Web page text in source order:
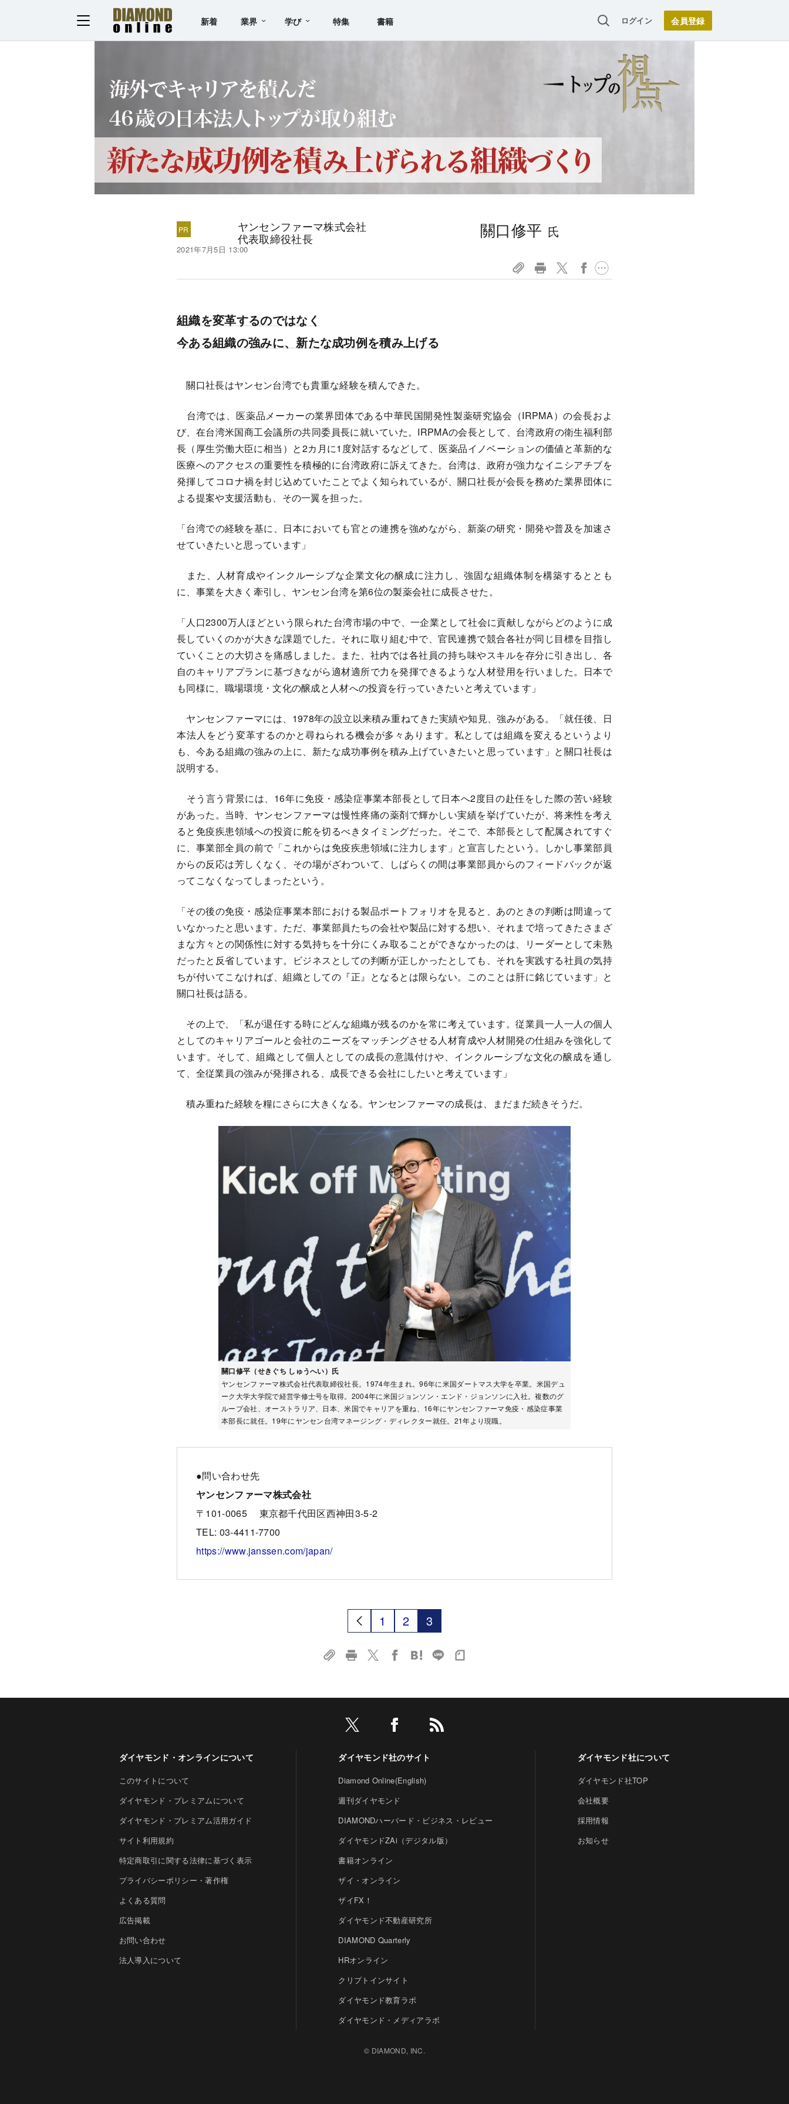
新着 業界 学び 特集 書籍 ログイン
ヤンセンファーマ株式会社
代表取締役社長
關口修平 氏
2021年7月5日 13:00
組織を変革するのではなく
今ある組織の強みに、新たな成功例を積み上げる
關口社長はヤンセン台湾でも貴重な経験を積んできた。
台湾では、医薬品メーカーの業界団体である中華民国開発性製薬研究協会（IRPMA）の会長およ
び、在台湾米国商工会議所の共同委員長に就いていた。IRPMAの会長として、台湾政府の衛生福利部
長（厚生労働大臣に相当）と2カ月に1度対話するなどして、医薬品イノベーションの価値と革新的な
医療へのアクセスの重要性を積極的に台湾政府に訴えてきた。台湾は、政府が強力なイニシアチブを
発揮してコロナ禍を封じ込めていたことでよく知られているが、關口社長が会長を務めた業界団体に
よる提案や支援活動も、その一翼を担った。
「台湾での経験を基に、日本においても官との連携を強めながら、新薬の研究・開発や普及を加速さ
せていきたいと思っています」
また、人材育成やインクルーシブな企業文化の醸成に注力し、強固な組織体制を構築するととも
に、事業を大きく牽引し、ヤンセン台湾を第6位の製薬会社に成長させた。
「人口2300万人ほどという限られた台湾市場の中で、一企業として社会に貢献しながらどのように成
長していくのかが大きな課題でした。それに取り組む中で、官民連携で競合各社が同じ目標を目指し
ていくことの大切さを痛感しました。また、社内では各社員の持ち味やスキルを存分に引き出し、各
自のキャリアプランに基づきながら適材適所で力を発揮できるような人材登用を行いました。日本で
も同様に、職場環境・文化の醸成と人材への投資を行っていきたいと考えています」
ヤンセンファーマには、1978年の設立以来積み重ねてきた実績や知見、強みがある。「就任後、日
本法人をどう変革するのかと尋ねられる機会が多々あります。私としては組織を変えるというより
も、今ある組織の強みの上に、新たな成功事例を積み上げていきたいと思っています」と關口社長は
説明する。
そう言う背景には、16年に免疫・感染症事業本部長として日本へ2度目の赴任をした際の苦い経験
があった。当時、ヤンセンファーマは慢性疼痛の薬剤で輝かしい実績を挙げていたが、将来性を考え
ると免疫疾患領域への投資に舵を切るべきタイミングだった。そこで、本部長として配属されてすぐ
に、事業部全員の前で「これからは免疫疾患領域に注力します」と宣言したという。しかし事業部員
からの反応は芳しくなく、その場がざわついて、しばらくの間は事業部員からのフィードバックが返
ってこなくなってしまったという。
「その後の免疫・感染症事業本部における製品ポートフォリオを見ると、あのときの判断は間違って
いなかったと思います。ただ、事業部員たちの会社や製品に対する想い、それまで培ってきたさまざ
まな方々との関係性に対する気持ちを十分にくみ取ることができなかったのは、リーダーとして未熟
だったと反省しています。ビジネスとしての判断が正しかったとしても、それを実践する社員の気持
ちが付いてこなければ、組織としての『正』となるとは限らない。このことは肝に銘じています」と
關口社長は語る。
その上で、「私が退任する時にどんな組織が残るのかを常に考えています。従業員一人一人の個人
としてのキャリアゴールと会社のニーズをマッチングさせる人材育成や人材開発の仕組みを強化して
います。そして、組織として個人としての成長の意識付けや、インクルーシブな文化の醸成を通し
て、全従業員の強みが発揮される、成長できる会社にしたいと考えています」
積み重ねた経験を糧にさらに大きくなる。ヤンセンファーマの成長は、まだまだ続きそうだ。
關口修平（せきぐち しゅうへい）氏
ヤンセンファーマ株式会社代表取締役社長。1974年生まれ。96年に米国ダートマス大学を卒業。米国デュ
ーク大学大学院で経営学修士号を取得。2004年に米国ジョンソン・エンド・ジョンソンに入社。複数のグ
ループ会社、オーストラリア、日本、米国でキャリアを重ね、16年にヤンセンファーマ免疫・感染症事業
本部長に就任。19年にヤンセン台湾マネージング・ディレクター就任。21年より現職。
●問い合わせ先
ヤンセンファーマ株式会社
〒101-0065 東京都千代田区西神田3-5-2
TEL: 03-4411-7700
https://www.janssen.com/japan/
1 2 3
ダイヤモンド・オンラインについて
このサイトについて
ダイヤモンド・プレミアムについて
ダイヤモンド・プレミアム活用ガイド
サイト利用規約
特定商取引に関する法律に基づく表示
プライバシーポリシー・著作権
よくある質問
広告掲載
お問い合わせ
法人導入について
ダイヤモンド社のサイト
Diamond Online(English)
週刊ダイヤモンド
DIAMONDハーバード・ビジネス・レビュー
ダイヤモンドZAi（デジタル版）
書籍オンライン
ザイ・オンライン
ザイFX！
ダイヤモンド不動産研究所
DIAMOND Quarterly
HRオンライン
クリプトインサイト
ダイヤモンド教育ラボ
ダイヤモンド・メディアラボ
ダイヤモンド社について
ダイヤモンド社TOP
会社概要
採用情報
お知らせ
© DIAMOND, INC.